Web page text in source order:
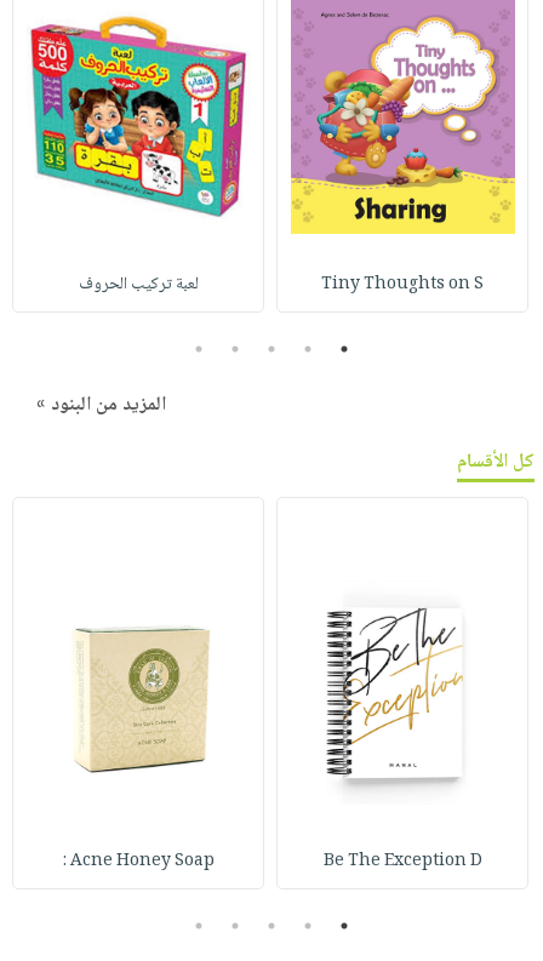
Tiny Thoughts on S لعبة تركيب الحروف
1
2
3
4
5
المزيد من البنود »
كل الأقسام
Be The Exception D
Acne Honey Soap :
1
2
3
4
5